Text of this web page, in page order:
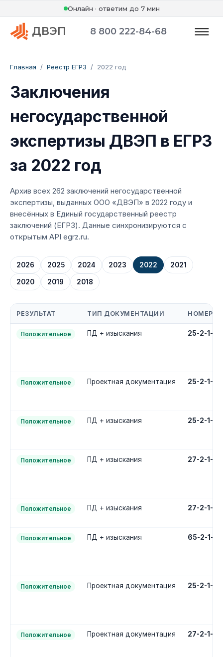
Онлайн · ответим до 7 мин
ДВЭП 8 800 222-84-68
Главная / Реестр ЕГРЗ / 2022 год
Заключения
негосударственной
экспертизы ДВЭП в ЕГРЗ
за 2022 год
Архив всех 262 заключений негосударственной
экспертизы, выданных ООО «ДВЭП» в 2022 году и
внесённых в Единый государственный реестр
заключений (ЕГРЗ). Данные синхронизируются с
открытым API egrz.ru.
2026 2025 2024 2023 2022 2021
2020 2019 2018
РЕЗУЛЬТАТ ТИП ДОКУМЕНТАЦИИ НОМЕР
Положительное ПД + изыскания 25-2-1-
Положительное Проектная документация 25-2-1-
Положительное ПД + изыскания 25-2-1-
Положительное ПД + изыскания 27-2-1-
Положительное ПД + изыскания 27-2-1-
Положительное ПД + изыскания 65-2-1-
Положительное Проектная документация 25-2-1-2-
Положительное Проектная документация 27-2-1-